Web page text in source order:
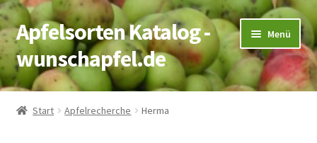
Zur
Navigation
springen
Zum
Inhalt
springen
Apfelsorten Katalog -
wunschapfel.de
Menü
Startseite
Start Apfelrecherche Herma